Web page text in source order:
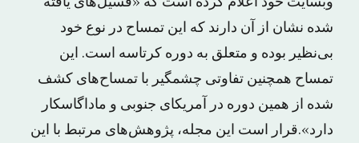
شده نشان از آن دارند که این تمساح در نوع خود
بی‌نظیر بوده و متعلق به دوره کرتاسه است. این
تمساح همچنین تفاوتی چشمگیر با تمساح‌های کشف
شده از همین دوره در آمریکای جنوبی و ماداگاسکار
دارد».قرار است این مجله، پژوهش‌های مرتبط با این